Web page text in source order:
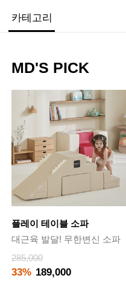
카테고리
MD'S PICK
플레이 테이블 소파
대근육 발달! 무한변신 소파
285,000
33% 189,000